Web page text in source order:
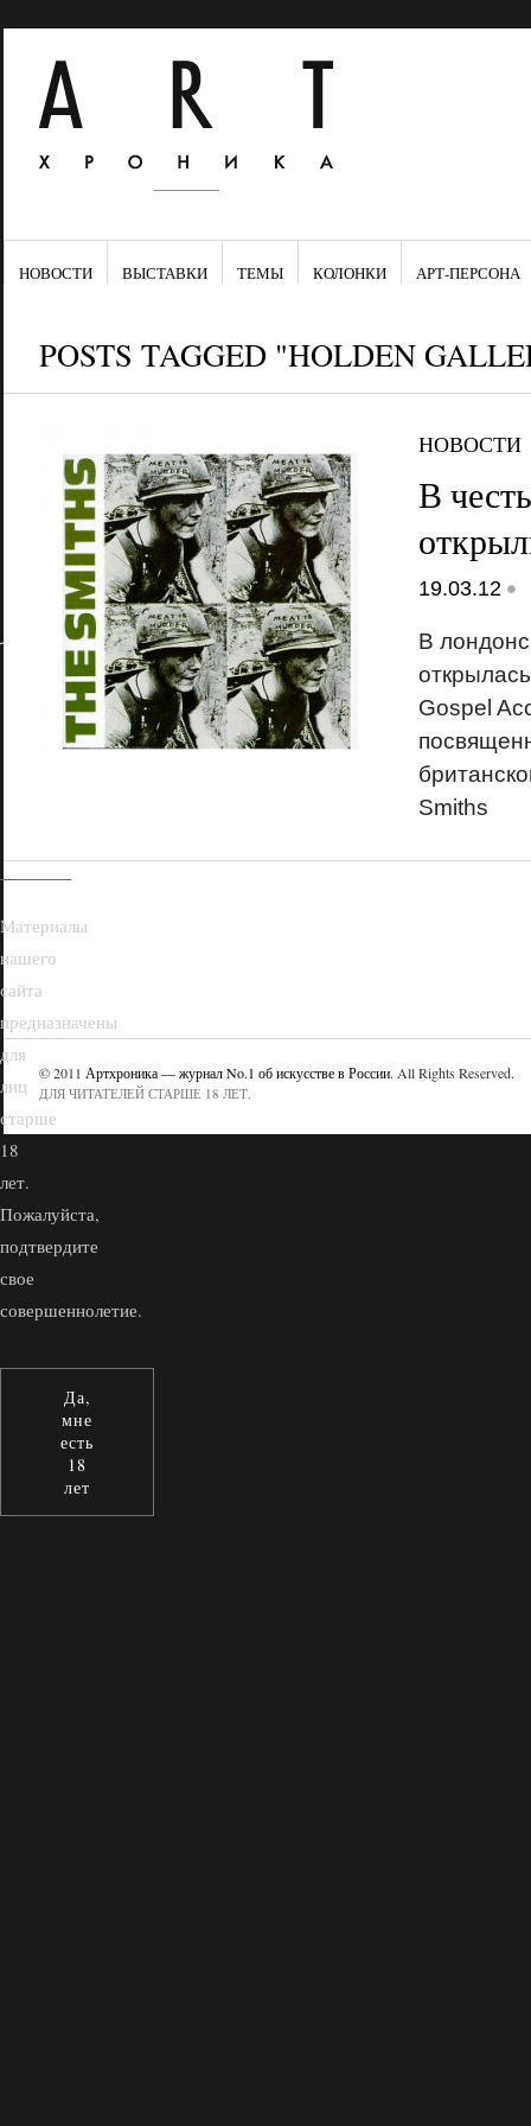
НОВОСТИ ВЫСТАВКИ ТЕМЫ КОЛОНКИ АРТ-ПЕРСОНА
POSTS TAGGED "HOLDEN
НОВОСТИ
В
19.03.12 •
В
Gospel
Smiths
© 2011 Артхроника — журнал No.1 об искусстве в России. All Rights Reserved.
ДЛЯ ЧИТАТЕЛЕЙ СТАРШЕ 18 ЛЕТ.
Материалы
нашего
сайта
предназначены
для
лиц
старше
18
лет.
Пожалуйста,
подтвердите
свое
совершеннолетие.
Да,
мне
есть
18
лет